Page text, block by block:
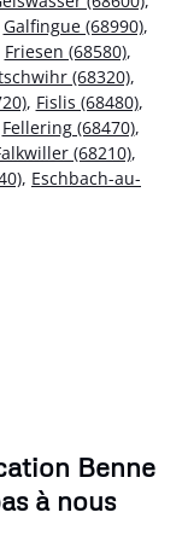
Galfingue (68990),
Friesen (68580),
(68320),
, Fislis (68480),
Fellering (68470),
(68210),
, Eschbach-au-
Benne
à nous